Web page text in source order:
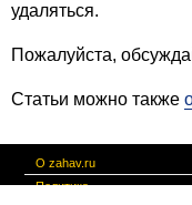
удаляться.
Пожалуйста,
Статьи можно также
О zahav.ru
Политика